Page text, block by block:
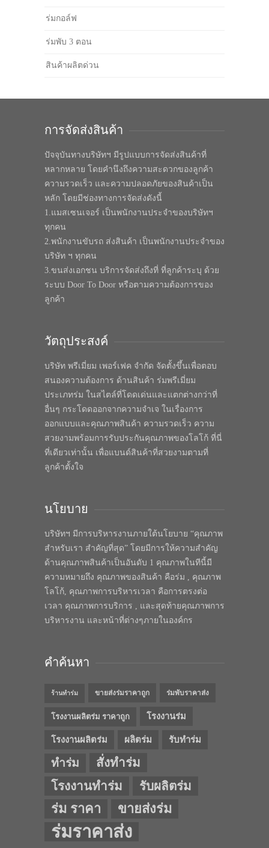
ร่มกอล์ฟ
ร่มพับ 3 ตอน
สินค้าผลิตด่วน
การจัดส่งสินค้า
ปัจจุบันทางบริษัทฯ มีรูปแบบการจัดส่งสินค้าที่
หลากหลาย โดยคำนึงถึงความสะดวกของลูกค้า
ความรวดเร็ว และความปลอดภัยของสินค้าเป็น
หลัก โดยมีช่องทางการจัดส่งดังนี้
1.แมสเซนเจอร์ เป็นพนักงานประจำของบริษัทฯ
ทุกคน
2.พนักงานขับรถ ส่งสินค้า เป็นพนักงานประจำของ
บริษัท ฯ ทุกคน
3.ขนส่งเอกชน บริการจัดส่งถึงที่ ที่ลูกค้าระบุ ด้วย
ระบบ Door To Door หรือตามความต้องการของ
ลูกค้า
วัตถุประสงค์
บริษัท พรีเมี่ยม เพอร์เฟค จำกัด จัดตั้งขึ้นเพื่อตอบ
สนองความต้องการ ด้านสินค้า ร่มพรีเมี่ยม
ประเภทร่ม ในสไตล์ที่โดดเด่นและแตกต่างกว่าที่
อื่นๆ กระโดดออกจากความจำเจ ในเรื่องการ
ออกแบบและคุณภาพสินค้า ความรวดเร็ว ความ
สวยงามพร้อมการรับประกันคุณภาพของโลโก้ ที่นี่
ที่เดียวเท่านั้น เพื่อแบนด์สินค้าที่สวยงามตามที่
ลูกค้าตั้งใจ
นโยบาย
บริษัทฯ มีการบริหารงานภายใต้นโยบาย “คุณภาพ
สำหรับเรา สำคัญที่สุด” โดยมีการให้ความสำคัญ
ด้านคุณภาพสินค้าเป็นอันดับ 1 คุณภาพในทีนี้มี
ความหมายถึง คุณภาพของสินค้า คือร่ม , คุณภาพ
โลโก้, คุณภาพการบริหารเวลา คือการตรงต่อ
เวลา คุณภาพการบริการ , และสุดท้ายคุณภาพการ
บริหารงาน และหน้าที่ต่างๆภายในองค์กร
คำค้นหา
ร้านทำร่ม ขายส่งร่มราคาถูก ร่มพับราคาส่ง
โรงงานผลิตร่ม ราคาถูก โรงงานร่ม
โรงงานผลิตร่ม ผลิตร่ม รับทำร่ม
ทำร่ม
สั่งทำร่ม
โรงงานทำร่ม
รับผลิตร่ม
ร่ม ราคา ขายส่งร่ม
ร่มราคาส่ง